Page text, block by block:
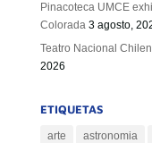
Pinacoteca UMCE
Colorada 3 agosto,
Teatro Nacional
2026
ETIQUETAS
arte astronomia